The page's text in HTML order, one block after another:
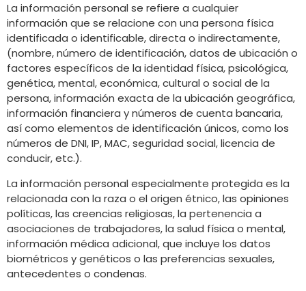
La información personal se refiere a cualquier
información que se relacione con una persona física
identificada o identificable, directa o indirectamente,
(nombre, número de identificación, datos de ubicación o
factores específicos de la identidad física, psicológica,
genética, mental, económica, cultural o social de la
persona, información exacta de la ubicación geográfica,
información financiera y números de cuenta bancaria,
así como elementos de identificación únicos, como los
números de DNI, IP, MAC, seguridad social, licencia de
conducir, etc.).
La información personal especialmente protegida es la
relacionada con la raza o el origen étnico, las opiniones
políticas, las creencias religiosas, la pertenencia a
asociaciones de trabajadores, la salud física o mental,
información médica adicional, que incluye los datos
biométricos y genéticos o las preferencias sexuales,
antecedentes o condenas.